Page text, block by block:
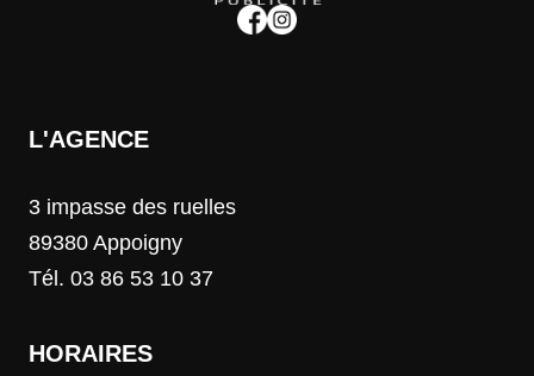
L'AGENCE
3 impasse des ruelles
89380 Appoigny
Tél. 03 86 53 10 37
HORAIRES